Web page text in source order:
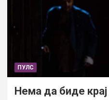
ПУЛС
Нема да биде крај